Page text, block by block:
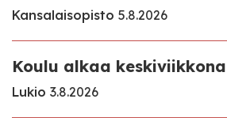
Kansalaisopisto 5.8.2026
Koulu alkaa keskiviikkona
Lukio 3.8.2026